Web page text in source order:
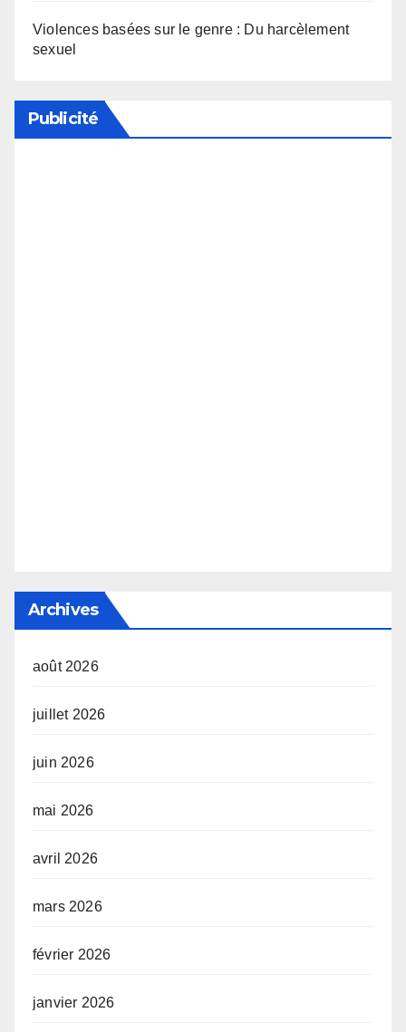
Violences basées sur le genre : Du harcèlement
sexuel
Publicité
Archives
août 2026
juillet 2026
juin 2026
mai 2026
avril 2026
mars 2026
février 2026
janvier 2026